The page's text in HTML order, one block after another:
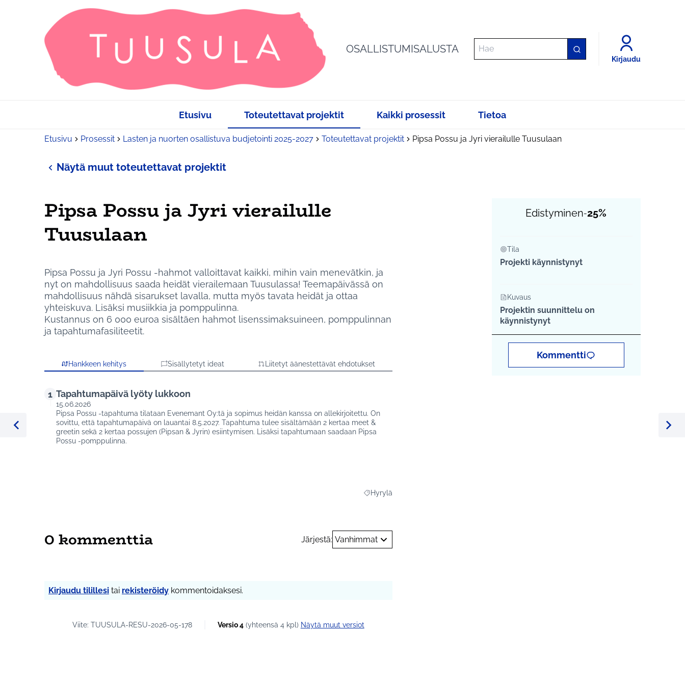
OSALLISTUMISALUSTA
Kirjaudu
Etusivu Toteutettavat projektit Kaikki prosessit Tietoa
Etusivu Prosessit Lasten ja nuorten osallistuva budjetointi 2025-2027 Toteutettavat projektit Pipsa Possu ja Jyri vierailulle Tuusulaan
Näytä muut toteutettavat projektit
%Edellinen kohde
Pipsa Possu ja Jyri vierailulle
Tuusulaan
Pipsa Possu ja Jyri Possu -hahmot valloittavat kaikki, mihin vain menevätkin, ja
nyt on mahdollisuus saada heidät vierailemaan Tuusulassa! Teemapäivässä on
mahdollisuus nähdä sisarukset lavalla, mutta myös tavata heidät ja ottaa
yhteiskuva. Lisäksi musiikkia ja pomppulinna.
Kustannus on 6 000 euroa sisältäen hahmot lisenssimaksuineen, pomppulinnan
ja tapahtumafasiliteetit.
Hankkeen kehitys Sisällytetyt ideat Liitetyt äänestettävät ehdotukset
1 Tapahtumapäivä lyöty lukkoon
15.06.2026
Pipsa Possu -tapahtuma tilataan Evenemant Oy:tä ja sopimus heidän kanssa on allekirjoitettu. On
sovittu, että tapahtumapäivä on lauantai 8.5.2027. Tapahtuma tulee sisältämään 2 kertaa meet &
greetin sekä 2 kertaa possujen (Pipsan & Jyrin) esiintymisen. Lisäksi tapahtumaan saadaan Pipsa
Possu -pomppulinna.
Rajaa tulokset teeman mukaan: Hyrylä
Hyrylä
Edistyminen-25%
Tila
Projekti käynnistynyt
Kuvaus
Projektin suunnittelu on
käynnistynyt
Kommentti
0 kommenttia Järjestä: Vanhimmat
Kirjaudu tilillesi tai rekisteröidy kommentoidaksesi.
Viite: TUUSULA-RESU-2026-05-178 Versio 4(yhteensä 4 kpl) näytä muut versiot